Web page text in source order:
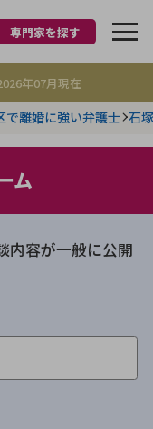
婚に強い弁護士
都道府県を選択
:
2026年07月31日
内容で探す
専門家を探す
年07月現在
で離婚に強い弁護士 石
ム
内容が一般に公開